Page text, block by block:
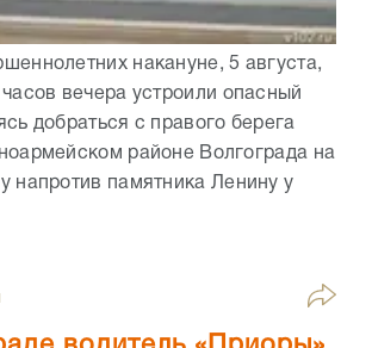
накануне, 5 августа,
вечера устроили опасный
добраться с правого берега
районе Волгограда на
напротив памятника Ленину у